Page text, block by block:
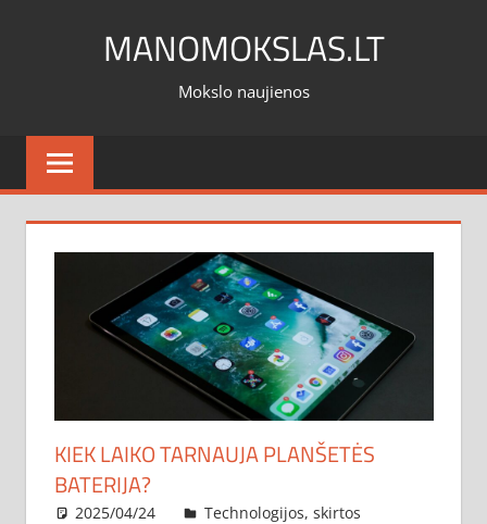
MANOMOKSLAS.LT
Mokslo naujienos
KIEK LAIKO TARNAUJA PLANŠETĖS
BATERIJA?
2025/04/24 administratorius
Technologijos, skirtos